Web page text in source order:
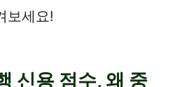
보세요!
신용 점수, 왜 중